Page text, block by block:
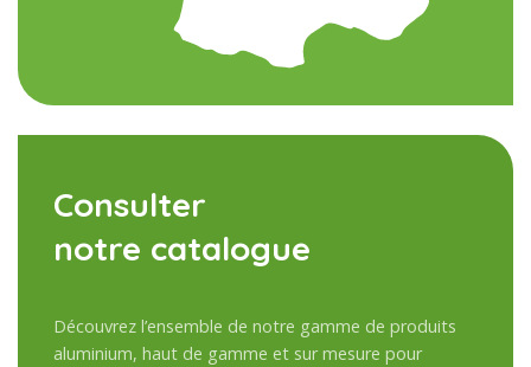
Consulter
notre catalogue
Découvrez l’ensemble de notre gamme de produits
aluminium, haut de gamme et sur mesure pour